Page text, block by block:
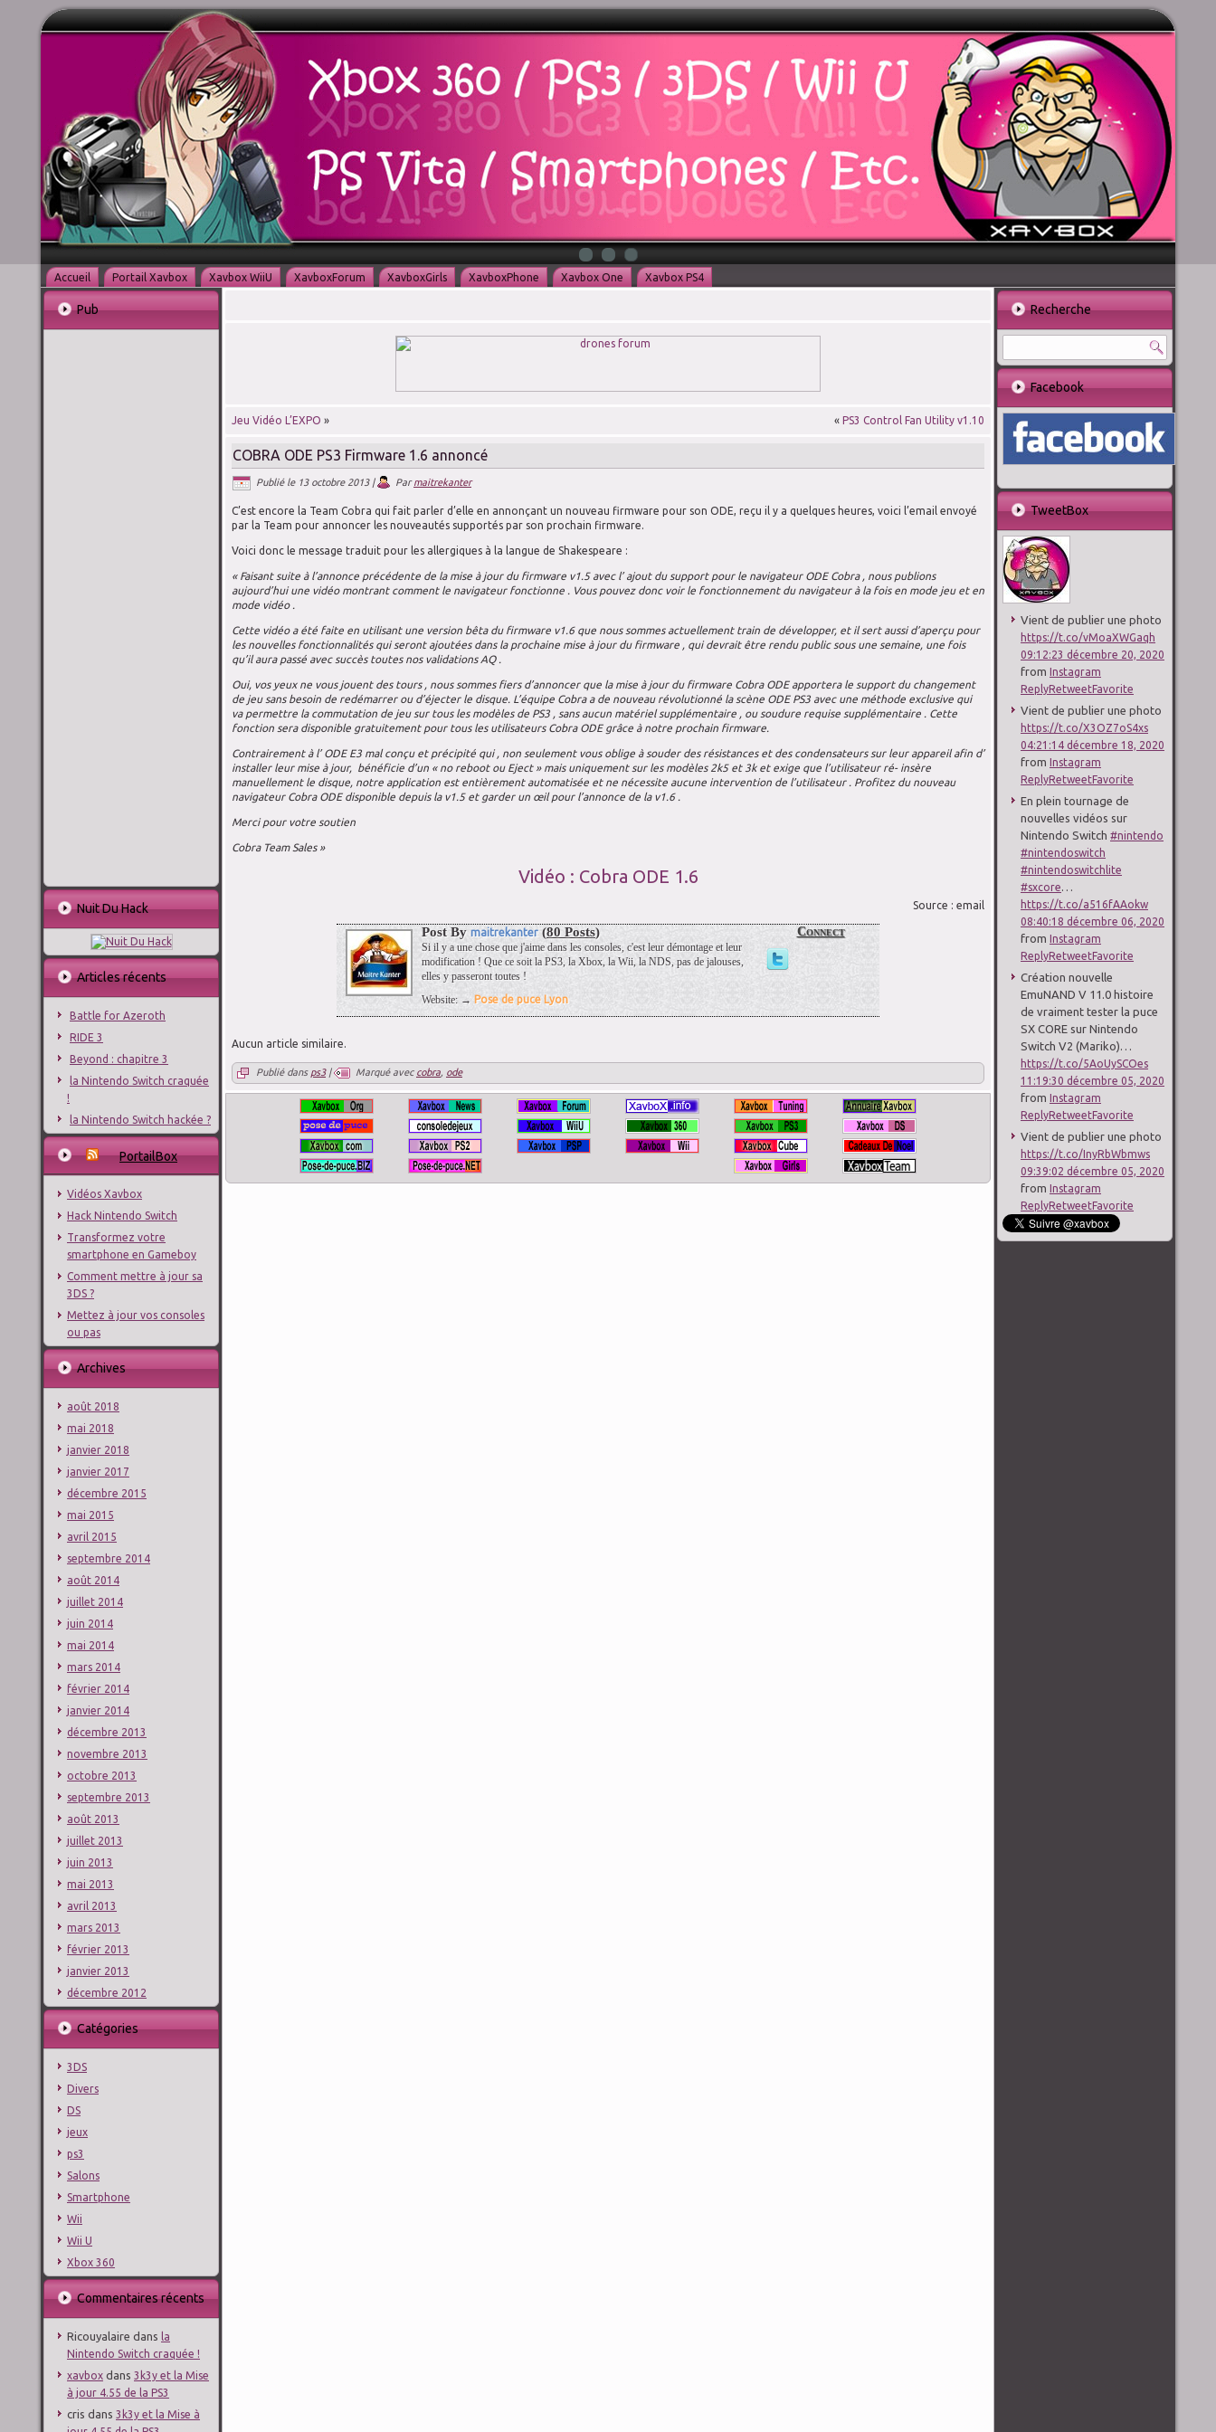
Accueil Portail Xavbox Xavbox WiiU XavboxForum XavboxGirls XavboxPhone Xavbox One Xavbox PS4
Pub
Nuit Du Hack
Articles récents
Battle for Azeroth
RIDE 3
Beyond : chapitre 3
la Nintendo Switch craquée
!
la Nintendo Switch hackée ?
PortailBox
Vidéos Xavbox
Hack Nintendo Switch
Transformez votre
smartphone en Gameboy
Comment mettre à jour sa
3DS ?
Mettez à jour vos consoles
ou pas
Archives
août 2018
mai 2018
janvier 2018
janvier 2017
décembre 2015
mai 2015
avril 2015
septembre 2014
août 2014
juillet 2014
juin 2014
mai 2014
mars 2014
février 2014
janvier 2014
décembre 2013
novembre 2013
octobre 2013
septembre 2013
août 2013
juillet 2013
juin 2013
mai 2013
avril 2013
mars 2013
février 2013
janvier 2013
décembre 2012
Catégories
3DS
Divers
DS
jeux
ps3
Salons
Smartphone
Wii
Wii U
Xbox 360
Commentaires récents
Ricouyalaire dans la
Nintendo Switch craquée !
xavbox dans 3k3y et la Mise
à jour 4.55 de la PS3
cris dans 3k3y et la Mise à
Jeu Vidéo L’EXPO » « PS3 Control Fan Utility v1.10
COBRA ODE PS3 Firmware 1.6 annoncé
Publié le 13 octobre 2013| Par maitrekanter
C’est encore la Team Cobra qui fait parler d’elle en annonçant un nouveau firmware pour son ODE, reçu il y a quelques heures, voici l’email envoyé
par la Team pour annoncer les nouveautés supportés par son prochain firmware.
Voici donc le message traduit pour les allergiques à la langue de Shakespeare :
« Faisant suite à l’annonce précédente de la mise à jour du firmware v1.5 avec l’ ajout du support pour le navigateur ODE Cobra , nous publions
aujourd’hui une vidéo montrant comment le navigateur fonctionne . Vous pouvez donc voir le fonctionnement du navigateur à la fois en mode jeu et en
mode vidéo .
Cette vidéo a été faite en utilisant une version bêta du firmware v1.6 que nous sommes actuellement train de développer, et il sert aussi d’aperçu pour
les nouvelles fonctionnalités qui seront ajoutées dans la prochaine mise à jour du firmware , qui devrait être rendu public sous une semaine, une fois
qu’il aura passé avec succès toutes nos validations AQ .
Oui, vos yeux ne vous jouent des tours , nous sommes fiers d’annoncer que la mise à jour du firmware Cobra ODE apportera le support du changement
de jeu sans besoin de redémarrer ou d’éjecter le disque. L’équipe Cobra a de nouveau révolutionné la scène ODE PS3 avec une méthode exclusive qui
va permettre la commutation de jeu sur tous les modèles de PS3 , sans aucun matériel supplémentaire , ou soudure requise supplémentaire . Cette
fonction sera disponible gratuitement pour tous les utilisateurs Cobra ODE grâce à notre prochain firmware.
Contrairement à l’ ODE E3 mal conçu et précipité qui , non seulement vous oblige à souder des résistances et des condensateurs sur leur appareil afin d’
installer leur mise à jour, bénéficie d’un « no reboot ou Eject » mais uniquement sur les modèles 2k5 et 3k et exige que l’utilisateur ré- insère
manuellement le disque, notre application est entièrement automatisée et ne nécessite aucune intervention de l’utilisateur . Profitez du nouveau
navigateur Cobra ODE disponible depuis la v1.5 et garder un œil pour l’annonce de la v1.6 .
Merci pour votre soutien
Cobra Team Sales »
Vidéo : Cobra ODE 1.6
Source : email
Post By maitrekanter (80 Posts)
Si il y a une chose que j'aime dans les consoles, c'est leur démontage et leur
modification ! Que ce soit la PS3, la Xbox, la Wii, la NDS, pas de jalouses,
elles y passeront toutes !
Website: → Pose de puce Lyon
Connect
Aucun article similaire.
Publié dans ps3| Marqué avec cobra, ode
Recherche
Facebook
TweetBox
Vient de publier une photo
https://t.co/vMoaXWGaqh
09:12:23 décembre 20, 2020
from Instagram
ReplyRetweetFavorite
Vient de publier une photo
https://t.co/X3OZ7oS4xs
04:21:14 décembre 18, 2020
from Instagram
ReplyRetweetFavorite
En plein tournage de
nouvelles vidéos sur
Nintendo Switch #nintendo
#nintendoswitch
#nintendoswitchlite
#sxcore
https://t.co/a516fAAokw
08:40:18 décembre 06, 2020
from Instagram
ReplyRetweetFavorite
Création nouvelle
EmuNAND V 11.0 histoire
de vraiment tester la puce
SX CORE sur Nintendo
Switch V2 (Mariko)…
https://t.co/5AoUySCOes
11:19:30 décembre 05, 2020
from Instagram
ReplyRetweetFavorite
Vient de publier une photo
https://t.co/InyRbWbmws
09:39:02 décembre 05, 2020
from Instagram
ReplyRetweetFavorite